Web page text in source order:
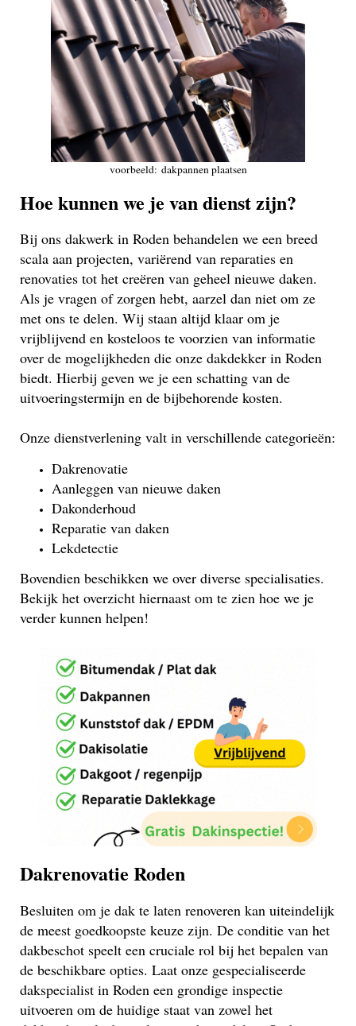
voorbeeld: dakpannen plaatsen
Hoe kunnen we je van dienst zijn?
Bij ons dakwerk in Roden behandelen we een breed
scala aan projecten, variërend van reparaties en
renovaties tot het creëren van geheel nieuwe daken.
Als je vragen of zorgen hebt, aarzel dan niet om ze
met ons te delen. Wij staan altijd klaar om je
vrijblijvend en kosteloos te voorzien van informatie
over de mogelijkheden die onze dakdekker in Roden
biedt. Hierbij geven we je een schatting van de
uitvoeringstermijn en de bijbehorende kosten.
Onze dienstverlening valt in verschillende categorieën:
Dakrenovatie
Aanleggen van nieuwe daken
Dakonderhoud
Reparatie van daken
Lekdetectie
Bovendien beschikken we over diverse specialisaties.
Bekijk het overzicht hiernaast om te zien hoe we je
verder kunnen helpen!
Dakrenovatie Roden
Besluiten om je dak te laten renoveren kan uiteindelijk
de meest goedkoopste keuze zijn. De conditie van het
dakbeschot speelt een cruciale rol bij het bepalen van
de beschikbare opties. Laat onze gespecialiseerde
dakspecialist in Roden een grondige inspectie
uitvoeren om de huidige staat van zowel het